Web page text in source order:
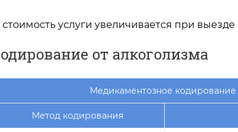
стоимость услуги увеличивается при
от алкоголизма
Медикаментозное кодирование
Метод кодирования